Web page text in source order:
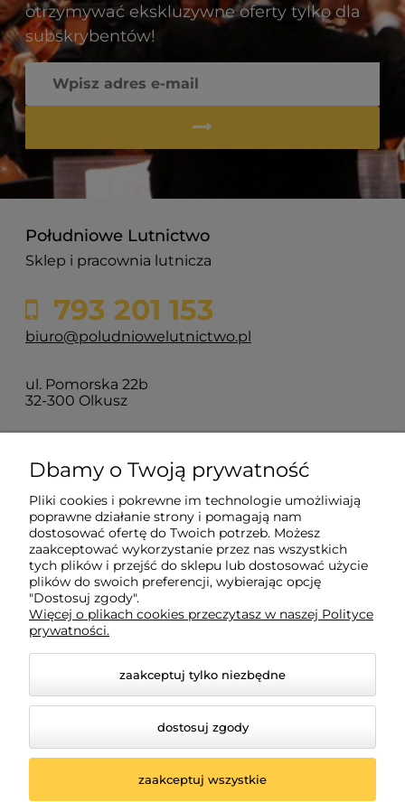
otrzymywać ekskluzywne oferty tylko dla
subskrybentów!
Południowe Lutnictwo
Sklep i pracownia lutnicza
793 201 153
biuro@poludniowelutnictwo.pl
ul. Pomorska 22b
32-300 Olkusz
O nas
Moje konto
Płatności i dostawa
Informacje
Dbamy o Twoją prywatność
Pliki cookies i pokrewne im technologie umożliwiają
poprawne działanie strony i pomagają nam
dostosować ofertę do Twoich potrzeb. Możesz
zaakceptować wykorzystanie przez nas wszystkich
tych plików i przejść do sklepu lub dostosować użycie
plików do swoich preferencji, wybierając opcję
"Dostosuj zgody".
Więcej o plikach cookies przeczytasz w naszej Polityce
prywatności.
zaakceptuj tylko niezbędne
dostosuj zgody
zaakceptuj wszystkie